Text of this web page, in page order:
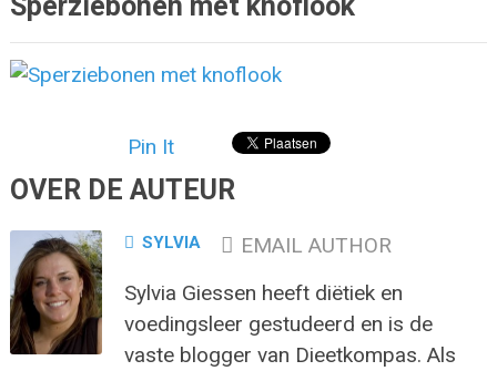
Pin It
OVER DE AUTEUR
SYLVIA
EMAIL AUTHOR
Sylvia Giessen heeft diëtiek en
voedingsleer gestudeerd en is de
vaste blogger van Dieetkompas. Als